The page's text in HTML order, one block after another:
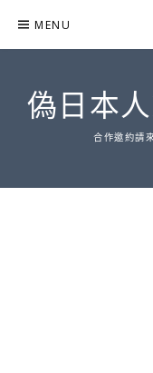
content
MENU
偽日本
合作邀約請